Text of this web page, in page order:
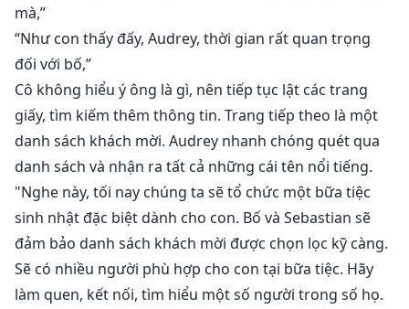
mà,”
“Như con thấy đấy, Audrey, thời gian rất quan trọng
đối với bố,”
Cô không hiểu ý ông là gì, nên tiếp tục lật các trang
giấy, tìm kiếm thêm thông tin. Trang tiếp theo là một
danh sách khách mời. Audrey nhanh chóng quét qua
danh sách và nhận ra tất cả những cái tên nổi tiếng.
"Nghe này, tối nay chúng ta sẽ tổ chức một bữa tiệc
sinh nhật đặc biệt dành cho con. Bố và Sebastian sẽ
đảm bảo danh sách khách mời được chọn lọc kỹ càng.
Sẽ có nhiều người phù hợp cho con tại bữa tiệc. Hãy
làm quen, kết nối, tìm hiểu một số người trong số họ.